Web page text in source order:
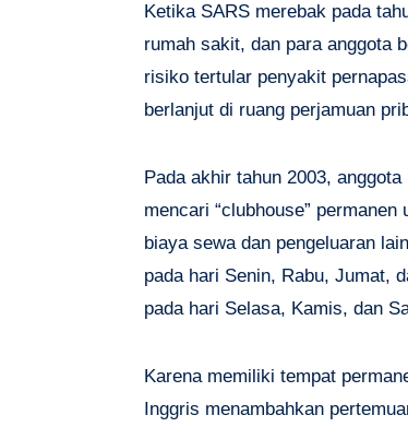
Ketika SARS merebak pada
rumah sakit, dan para anggota
risiko tertular penyakit
berlanjut di ruang perjamuan
Pada akhir tahun 2003,
mencari “clubhouse”
biaya sewa dan pengeluaran
pada hari Senin, Rabu, Jumat,
pada hari Selasa, Kamis, dan
Karena memiliki tempat
Inggris menambahkan